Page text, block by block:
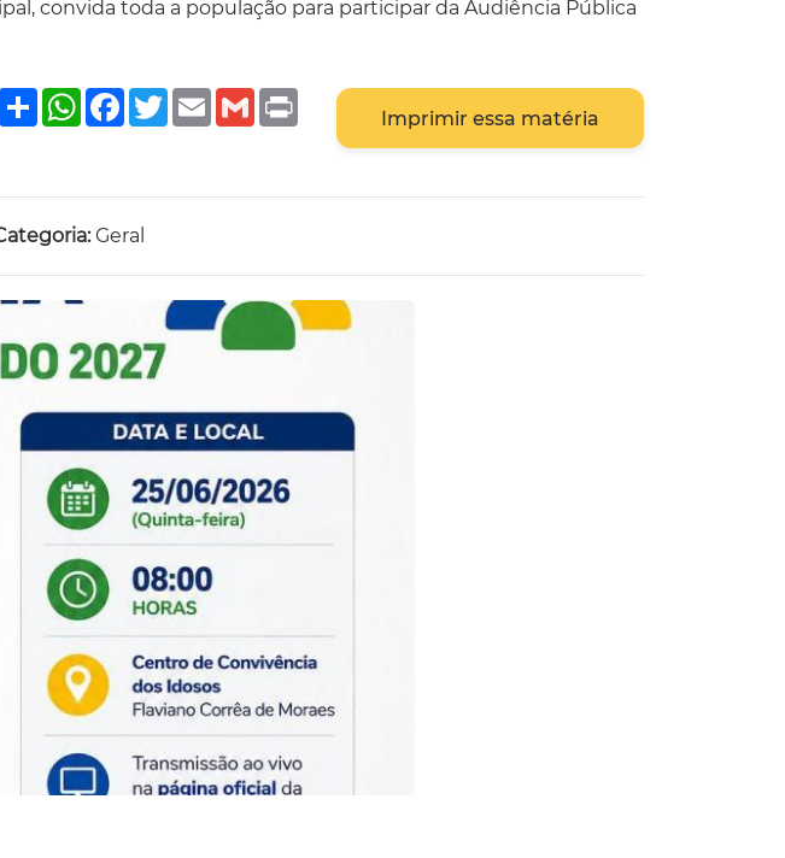
convida toda a população para participar da Audiência Pública
ShareWhatsApp
Facebook
Twitter
EmailGmailPrint
Imprimir essa matéria
Geral